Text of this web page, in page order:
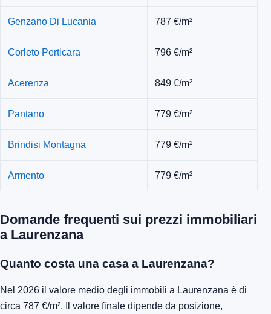
Genzano Di Lucania 787 €/m²
Corleto Perticara 796 €/m²
Acerenza 849 €/m²
Pantano 779 €/m²
Brindisi Montagna 779 €/m²
Armento 779 €/m²
Domande frequenti sui prezzi immobiliari
a Laurenzana
Quanto costa una casa a Laurenzana?
Nel 2026 il valore medio degli immobili a Laurenzana è di
circa 787 €/m². Il valore finale dipende da posizione,